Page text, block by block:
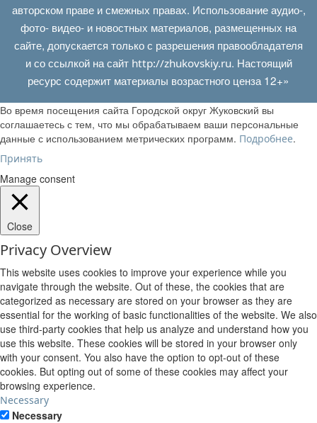
авторском праве и смежных правах. Использование аудио-,
фото- видео- и новостных материалов, размещенных на
сайте, допускается только с разрешения правообладателя
и со ссылкой на сайт http://zhukovskiy.ru. Настоящий
ресурс содержит материалы возрастного ценза 12+»
Во время посещения сайта Городской округ Жуковский вы
соглашаетесь с тем, что мы обрабатываем ваши персональные
данные с использованием метрических программ. Подробнее.
Принять
Manage consent
Close
Privacy Overview
This website uses cookies to improve your experience while you
navigate through the website. Out of these, the cookies that are
categorized as necessary are stored on your browser as they are
essential for the working of basic functionalities of the website. We also
use third-party cookies that help us analyze and understand how you
use this website. These cookies will be stored in your browser only
with your consent. You also have the option to opt-out of these
cookies. But opting out of some of these cookies may affect your
browsing experience.
Necessary
Necessary